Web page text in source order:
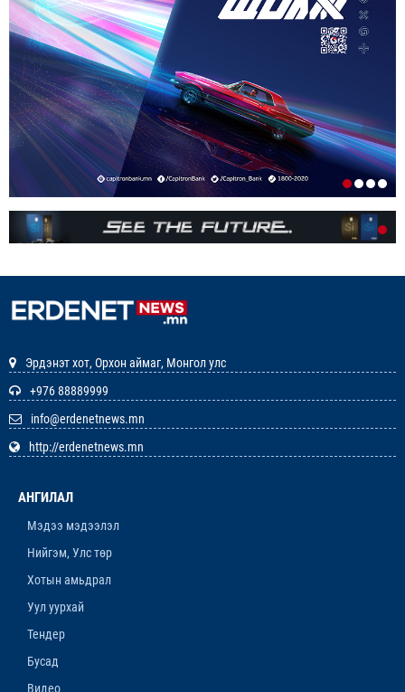
ТЭТГЭВРИЙН ЗЭЭЛИЙН ХҮҮГ БУУРУУЛАХ,
УРТАСГАХ ЧИГЛЭЛЭЭР АЖИЛЛАНА
1-р сар. 19, 2026, 10:52 a.m.
ИРГЭДИЙН НЭРИЙН ДАНСНЫ
ХУРИМТЛАЛЫГ НЭГ САЯД ХҮРГЭНЭ
1-р сар. 19, 2026, 10:48 a.m.
ЭНЭ ЖИЛ БҮХ НИЙТЭЭРЭЭ 15 ХОНОГ АМРАХ
НЬ
1-р сар. 7, 2026, 3:41 p.m.
ШАГНАЛ ХҮРТЛЭЭ
ЗАРЛАЛ
12-р сар. 19, 2025, 3:20 p.m.
Эрдэнэт хот, Орхон аймаг, Монгол улс
+976 88889999
info@erdenetnews.mn
http://erdenetnews.mn
АНГИЛАЛ
Мэдээ мэдээлэл
Нийгэм, Улс төр
Хотын амьдрал
Уул уурхай
Тендер
Бусад
Видео